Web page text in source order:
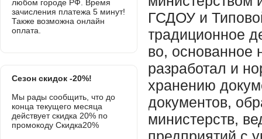
ГСДОУ и
традиционное
во, основанное
разработал и
хранению
документов,
министерств,
любом городе РФ. Время
зачисления платежа 5 минут!
Также возможна онлайн
оплата.
Сезон скидок -20%!
Мы рады сообщить, что до
конца текущего месяца
действует скидка 20% по
промокоду Скидка20%